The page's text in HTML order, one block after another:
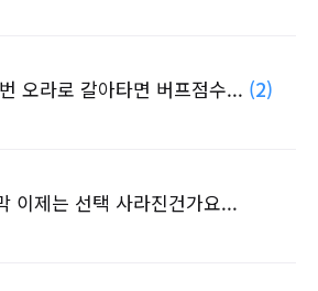
오라로 갈아타면 버프점수... (2)
이제는 선택 사라진건가요...